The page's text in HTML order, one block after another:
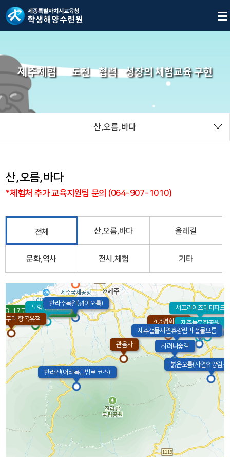
제주체험 도전 협력 성장의 체험교육 구현
산,오름,바다
산,오름,바다
*체험처 추가 교육지원팀 문의 (064-907-1010)
전체 산,오름,바다 올레길
문화,역사 전시,체험 기타
4.3평화공원
23. 17코스(광령-제주시내)
관음사
교래자연휴양림
노형수퍼마켙
붉은오름(자연휴양림,
사려니숲길
서프라이즈테마파크
에코랜드
제주돌문화공원
제주절물자연휴양림과 절물오름
두리 항목유적
한라산(어리목탐방로 코스)
한라수목원(광이오름)